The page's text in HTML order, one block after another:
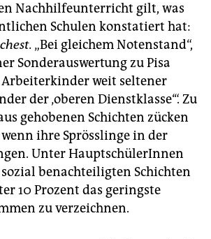
Nachhilfeunterricht gilt, was
Schulen konstatiert hat:
„Bei gleichem Notenstand“,
Sonderauswertung zu Pisa
weit seltener
der ‚oberen Dienstklasse‘“. Zu
gehobenen Schichten zücken
ihre Sprösslinge in der
Unter HauptschülerInnen
benachteiligten Schichten
10 Prozent das geringste
zu verzeichnen.